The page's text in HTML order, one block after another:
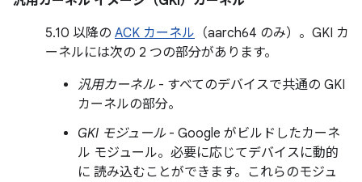
5.10 以降の ACK カーネル （aarch64 のみ）。GKI カ
ーネルには次の 2 つの部分があります。
汎用カーネル- すべてのデバイスで共通の GKI
カーネルの部分。
GKI モジュール- Google がビルドしたカーネ
ル モジュール。必要に応じてデバイスに動的
に 読み込むことができます。これらのモジュ